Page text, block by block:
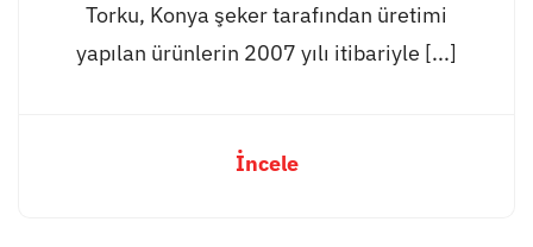
Torku, Konya şeker tarafından üretimi
yapılan ürünlerin 2007 yılı itibariyle [...]
İncele